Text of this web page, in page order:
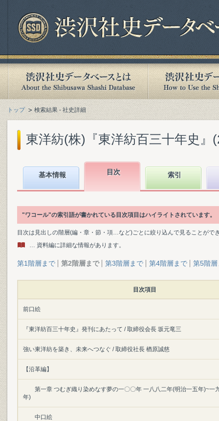
トップ 検索結果 - 社史詳細
東洋紡(株)『東洋紡百三十年史』
基本情報 目次 索引
"ワコール"の索引語が書かれている目次項目はハイライトされています。
目次は見出しの階層(編・章・節・項…など)ごとに絞り込んで見ることがで
… 資料編に詳細な情報があります。
第1階層まで 第2階層まで 第3階層まで 第4階層まで 第5階層
目次項目
前口絵
『東洋紡百三十年史』発刊にあたって / 取締役会長 坂元竜三
強い東洋紡を築き、未来へつなぐ / 取締役社長 楢原誠慈
【沿革編】
第一章 つむぎ織り染めなす夢の一〇〇年 一八八二年(明治一五年)~一
年)
中口絵